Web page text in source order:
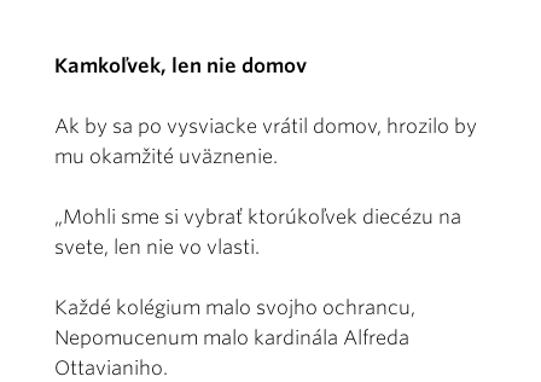
Kamkoľvek, len nie domov
Ak by sa po vysviacke vrátil domov, hrozilo by
mu okamžité uväznenie.
„Mohli sme si vybrať ktorúkoľvek diecézu na
svete, len nie vo vlasti.
Kaž­­dé kolégium malo svojho ochrancu,
Nepomucenum malo kardinála Alfreda
Ottavianiho.